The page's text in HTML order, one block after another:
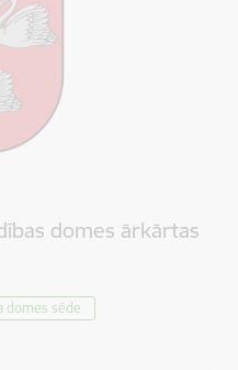
domes ārkārtas
domes sēde